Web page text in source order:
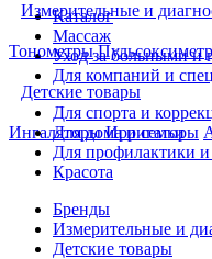
Измерительные и
Тонометры
Детские товары
Ингаляторы Ирригаторы
Каталог
Массаж
Уход за больными
Для компаний и
Для спорта и
Для дома и семьи
Для профилактики и
Красота
Бренды
Измерительные и
Детские товары